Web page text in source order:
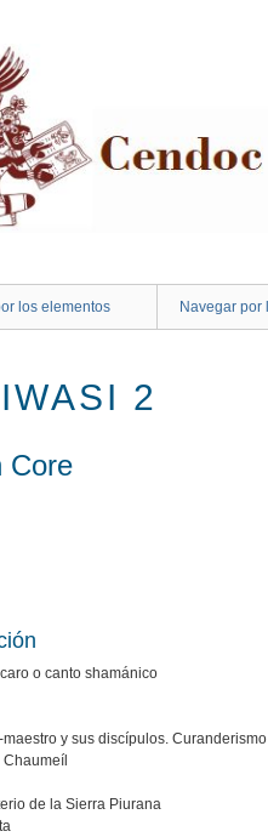
los elementos Navegar por
2
Core
o canto shamánico
y sus discípulos.
de la Sierra Piurana